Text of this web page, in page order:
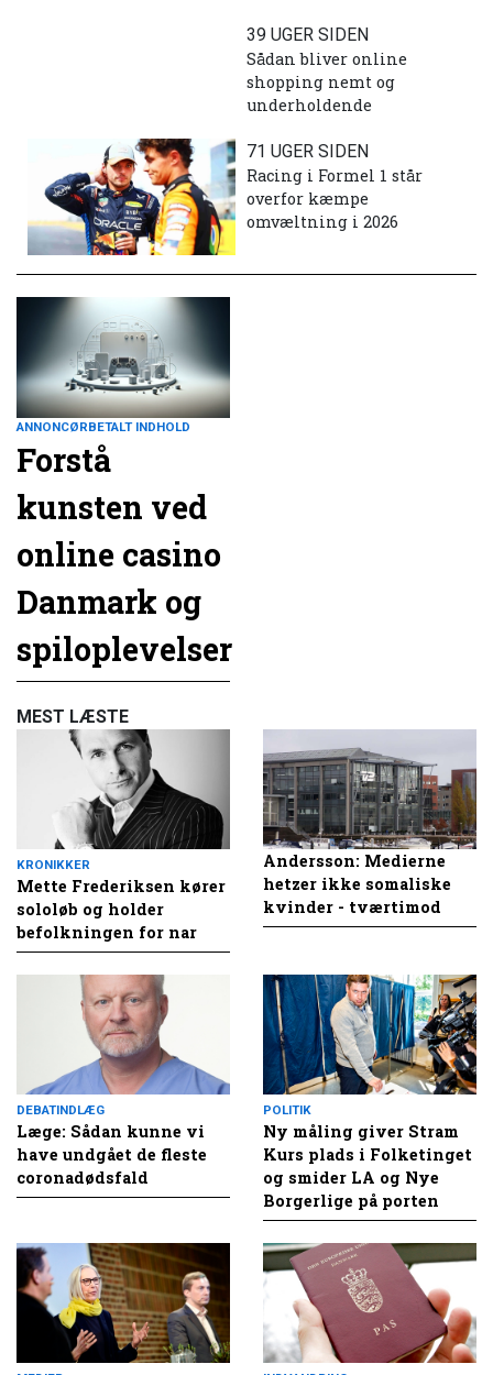
39 UGER SIDEN
Sådan bliver online
shopping nemt og
underholdende
71 UGER SIDEN
Racing i Formel 1 står
overfor kæmpe
omvæltning i 2026
ANNONCØRBETALT INDHOLD
Forstå
kunsten ved
online casino
Danmark og
spiloplevelser
MEST LÆSTE
KRONIKKER
Mette Frederiksen kører
sololøb og holder
befolkningen for nar
Andersson: Medierne
hetzer ikke somaliske
kvinder - tværtimod
DEBATINDLÆG
Læge: Sådan kunne vi
have undgået de fleste
coronadødsfald
POLITIK
Ny måling giver Stram
Kurs plads i Folketinget
og smider LA og Nye
Borgerlige på porten